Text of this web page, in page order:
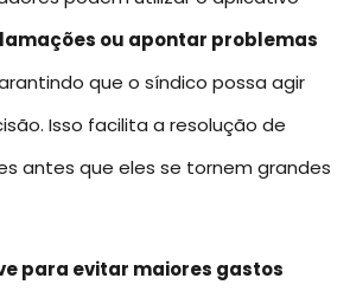
ou apontar problemas
que o síndico possa agir
Isso facilita a resolução de
antes que eles se tornem grandes
para evitar maiores gastos